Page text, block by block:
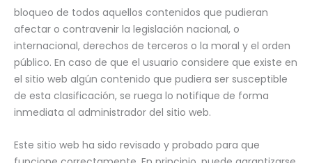
bloqueo de todos aquellos contenidos que pudieran
afectar o contravenir la legislación nacional, o
internacional, derechos de terceros o la moral y el orden
público. En caso de que el usuario considere que existe en
el sitio web algún contenido que pudiera ser susceptible
de esta clasificación, se ruega lo notifique de forma
inmediata al administrador del sitio web.
Este sitio web ha sido revisado y probado para que